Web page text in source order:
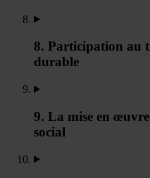
8. Participation au
durable
9. La mise en
social